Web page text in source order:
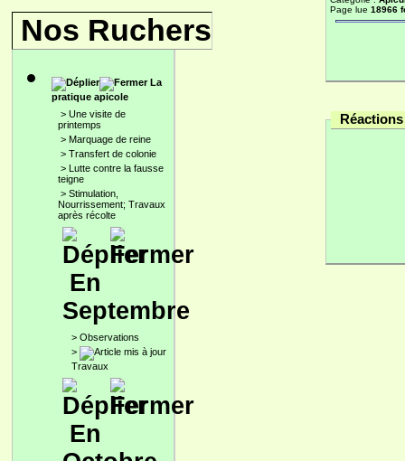
Nos Ruchers
La
pratique apicole
> Une visite de
printemps
> Marquage de reine
> Transfert de colonie
> Lutte contre la fausse
teigne
> Stimulation,
Nourrissement; Travaux
après récolte
En
Septembre
> Observations
>
Travaux
En
Page lue 18966